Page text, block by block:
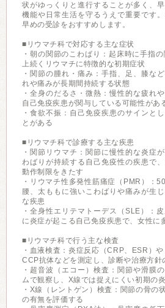
状がゆっくりと進行することが多く、
機能や日常生活を守るうえで重要です
早めの受診をおすすめします。
■リウマチ科で対応する主な症状
・朝の関節のこわばり：起床時に手指
上続くリウマチに特徴的な初期症状
・関節の腫れ・痛み：手指、足、膝な
れや痛みが長期間持続する状態
・全身のだるさ・微熱：慢性的な疲れ
自己免疫疾患が関与している可能性があ
・食欲不振：自己免疫疾患のサインと
とがある
■リウマチ科で診療する主な疾患
・関節リウマチ：関節に慢性的な炎症
わばりが持続する自己免疫性の疾患で
動作制限をきたす
・リウマチ性多発性筋痛症（PMR）：
腰、太ももに強いこわばりや痛みが生
な疾患
・全身性エリテマトーデス（SLE）：
に炎症が起こる自己免疫疾患で、女性に
■リウマチ科で行う主な検査
・血液検査：炎症反応（CRP、ESR）
CCP抗体などを測定し、診断や治療方針
・超音波（エコー）検査：関節や滑膜
ムで観察し、X線では捉えにくい初期の
・X線（レントゲン）検査：関節の骨の
の有無を評価する